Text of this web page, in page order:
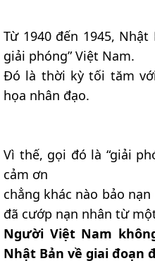
Từ 1940 đến 1945, Nhật
giải phóng” Việt Nam.
Đó là thời kỳ tối tăm
họa nhân đạo.
Vì thế, gọi đó là “giải
cảm ơn
chẳng khác nào bảo
đã cướp nạn nhân từ
Người Việt Nam
Nhật Bản về giai đoạn